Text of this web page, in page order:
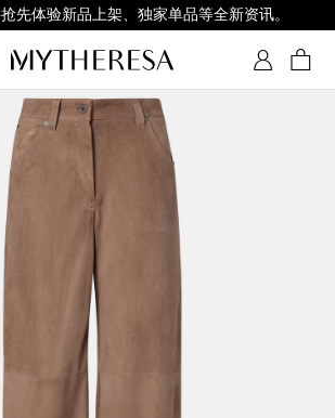
先体验新品上架、独家单品等全新资讯。